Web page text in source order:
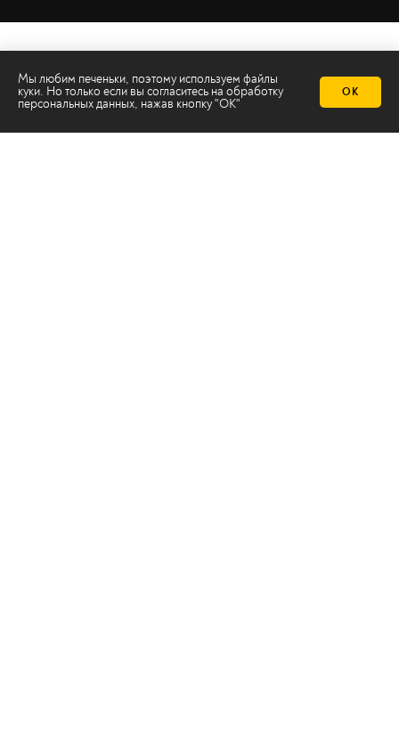
Мы любим печеньки, поэтому используем файлы
куки. Но только если вы согласитесь на обработку
персональных данных, нажав кнопку "ОК"
ОК